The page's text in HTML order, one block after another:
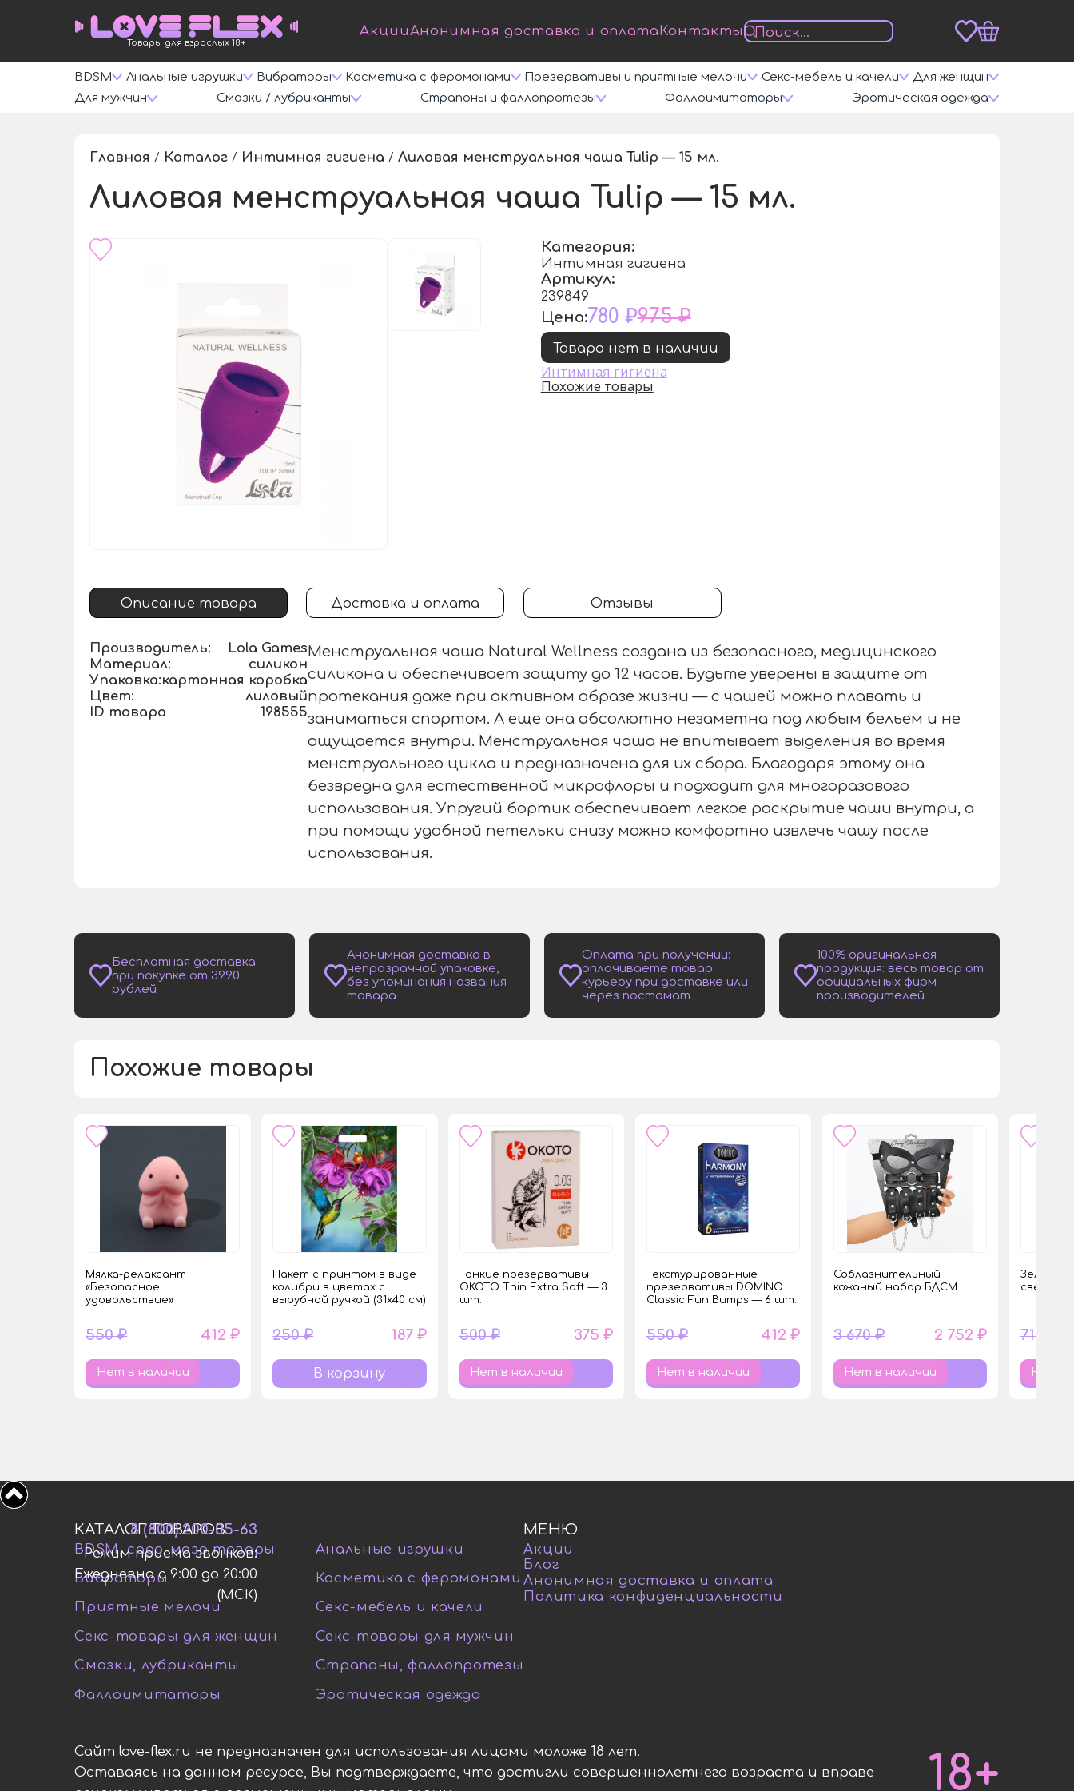
Товары для взрослых 18+
АкцииАнонимная доставка и оплата Контакты
BDSM Анальные игрушки Вибраторы Косметика с феромонами Презервативы и приятные мелочи Секс-мебель и качели
Для женщин
Для мужчин
Смазки / лубриканты Страпоны и фаллопротезы Фаллоимитаторы Эротическая одежда
Главная / Каталог / Интимная гигиена / Лиловая менструальная чаша Tulip — 15 мл.
Лиловая менструальная чаша Tulip — 15 мл.
Категория:
Интимная гигиена
Артикул:
239849
Цена:780 ₽975 ₽
Товара нет в наличии
Интимная гигиена
Похожие товары
Описание товара Доставка и оплата Отзывы
Производитель:
Lola Games
Материал:
силикон
Упаковка:картонная коробка
Цвет:
лиловый
ID товара
198555
Менструальная чаша Natural Wellness создана из безопасного, медицинского
силикона и обеспечивает защиту до 12 часов. Будьте уверены в защите от
протекания даже при активном образе жизни — с чашей можно плавать и
заниматься спортом. А еще она абсолютно незаметна под любым бельем и не
ощущается внутри. Менструальная чаша не впитывает выделения во время
менструального цикла и предназначена для их сбора. Благодаря этому она
безвредна для естественной микрофлоры и подходит для многоразового
использования. Упругий бортик обеспечивает легкое раскрытие чаши внутри, а
при помощи удобной петельки снизу можно комфортно извлечь чашу после
использования.
Бесплатная доставка
при покупке от 3990
рублей
Анонимная доставка в
непрозрачной упаковке,
без упоминания названия
товара
Оплата при получении:
оплачиваете товар
курьеру при доставке или
через постамат
100% оригинальная
продукция: весь товар от
официальных фирм
производителей
Похожие товары
Мялка-релаксант
«Безопасное
удовольствие»
550 ₽ 412 ₽
Нет в наличии
Пакет с принтом в виде
колибри в цветах с
вырубной ручкой (31х40 см)
250 ₽ 187 ₽
Тонкие презервативы
OKOTO Thin Extra Soft — 3
шт.
500 ₽ 375 ₽
Нет в наличии
Текстурированные
презервативы DOMINO
Classic Fun Bumps — 6 шт.
550 ₽ 412 ₽
Нет в наличии
Соблазнительный
кожаный набор БДСМ
3 670 ₽ 2 752 ₽
Нет в наличии
Зеленая
свеча
710 ₽
Нет в
КАТАЛОГ ТОВАРОВ
BDSM, садо-мазо товары
Анальные игрушки
Вибраторы
Косметика с феромонами
Приятные мелочи
Секс-мебель и качели
Секс-товары для женщин
Секс-товары для мужчин
Смазки, лубриканты
Страпоны, фаллопротезы
Фаллоимитаторы
Эротическая одежда
МЕНЮ
Акции
Блог
Анонимная доставка и оплата
Политика конфиденциальности
8 (800) 200-05-63
Режим приема звонков:
Ежедневно с 9:00 до 20:00
(МСК)
Сайт love-flex.ru не предназначен для использования лицами моложе 18 лет.
Оставаясь на данном ресурсе, Вы подтверждаете, что достигли совершеннолетнего возраста и вправе
18+